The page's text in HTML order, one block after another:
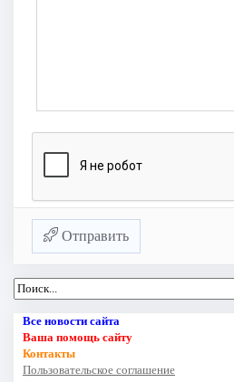
Отправить
Все новости сайта
Ваша помощь сайту
Контакты
Пользовательское соглашение